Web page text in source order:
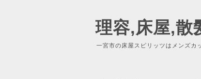
理容,床屋,散
一宮市の床屋スピリッツはメンズカ